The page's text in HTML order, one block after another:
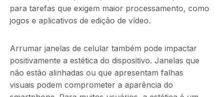
para tarefas que exigem maior processamento, como
jogos e aplicativos de edição de vídeo.
Arrumar janelas de celular também pode impactar
positivamente a estética do dispositivo. Janelas que
não estão alinhadas ou que apresentam falhas
visuais podem comprometer a aparência do